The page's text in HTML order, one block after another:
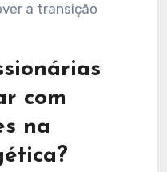
a transição
com
na